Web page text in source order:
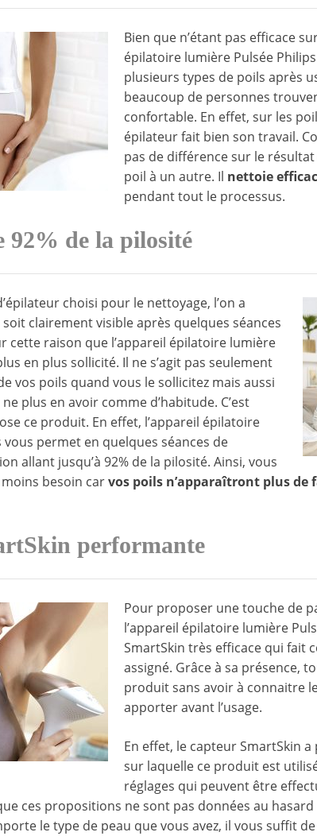
Bien que n’étant pas efficace
épilatoire lumière Pulsée
plusieurs types de poils après
beaucoup de personnes
confortable. En effet, sur les
épilateur fait bien son travail.
pas de différence sur le
poil à un autre. Il nettoie
pendant tout le processus.
92% de la pilosité
choisi pour le nettoyage, l’on a
clairement visible après quelques séances
cette raison que l’appareil épilatoire lumière
en plus sollicité. Il ne s’agit pas seulement
vos poils quand vous le sollicitez mais aussi
plus en avoir comme d’habitude. C’est
ce produit. En effet, l’appareil épilatoire
permet en quelques séances de
allant jusqu’à 92% de la pilosité. Ainsi, vous
besoin carvos poils n’apparaîtront plus de
performante
Pour proposer une touche de
l’appareil épilatoire lumière
SmartSkin très efficace qui fait
assigné. Grâce à sa présence,
produit sans avoir à connaitre
apporter avant l’usage.
En effet, le capteur SmartSkin
sur laquelle ce produit est
réglages qui peuvent être
ces propositions ne sont pas données au
le type de peau que vous avez, il vous suffit